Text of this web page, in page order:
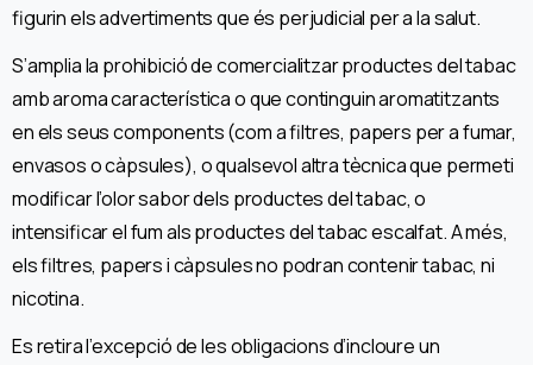
figurin els advertiments que és perjudicial per a la salut.
S’amplia la prohibició de comercialitzar productes del tabac
amb aroma característica o que continguin aromatitzants
en els seus components (com a filtres, papers per a fumar,
envasos o càpsules), o qualsevol altra tècnica que permeti
modificar l’olor sabor dels productes del tabac, o
intensificar el fum als productes del tabac escalfat. A més,
els filtres, papers i càpsules no podran contenir tabac, ni
nicotina.
Es retira l’excepció de les obligacions d’incloure un